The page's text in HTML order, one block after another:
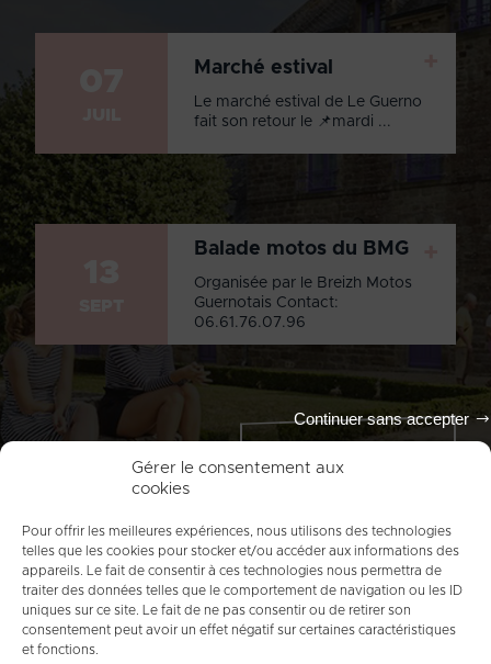
Gérer le consentement aux
cookies
Pour offrir les meilleures expériences, nous utilisons des technologies
telles que les cookies pour stocker et/ou accéder aux informations des
appareils. Le fait de consentir à ces technologies nous permettra de
traiter des données telles que le comportement de navigation ou les ID
uniques sur ce site. Le fait de ne pas consentir ou de retirer son
consentement peut avoir un effet négatif sur certaines caractéristiques
et fonctions.
Continuer sans accepter
Marché estival
Le marché estival de Le Guerno
fait son retour le 📌mardi ...
Balade motos du BMG
Organisée par le Breizh Motos
Guernotais Contact:
06.61.76.07.96